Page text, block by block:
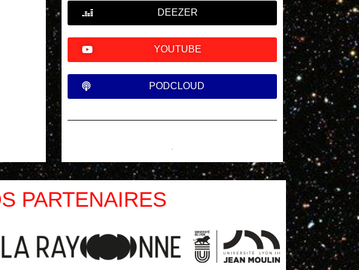
DEEZER
YOUTUBE
PODCLOUD
PARTENAIRES